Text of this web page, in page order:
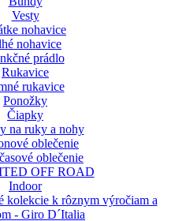
Vesty
nohavice
nohavice
prádlo
Rukavice
rukavice
Ponožky
Čiapky
na ruky a nohy
oblečenie
oblečenie
OFF ROAD
Indoor
kolekcie k rôznym výročiam a
- Giro D´Italia